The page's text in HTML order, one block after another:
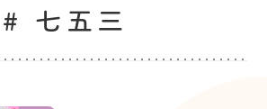
# 七五三